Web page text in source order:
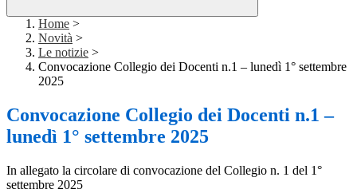
Home >
Novità >
Le notizie >
Convocazione Collegio dei Docenti n.1 – lunedì 1° settembre
2025
Convocazione Collegio dei Docenti n.1 –
lunedì 1° settembre 2025
In allegato la circolare di convocazione del Collegio n. 1 del 1°
settembre 2025